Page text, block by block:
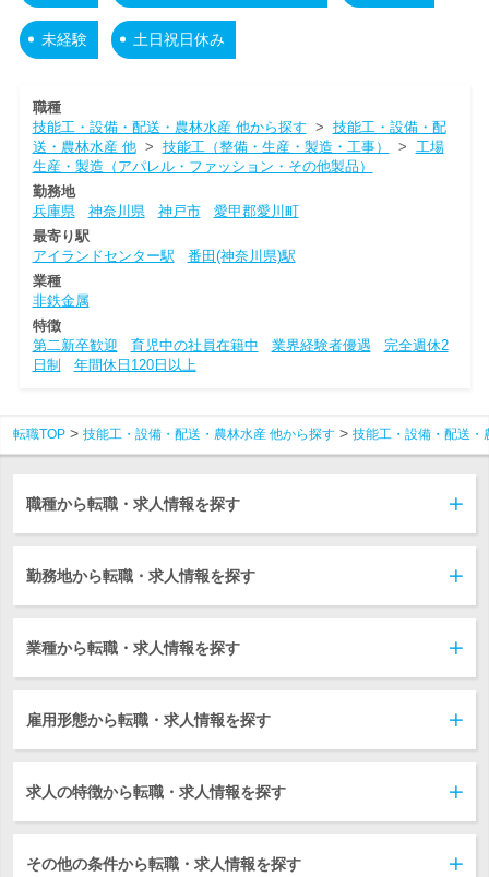
未経験 土日祝日休み
職種
技能工・設備・配送・農林水産 他から探す > 技能工・設備・配
送・農林水産 他> 技能工（整備・生産・製造・工事） > 工場
生産・製造（アパレル・ファッション・その他製品）
勤務地
兵庫県
神奈川県 神戸市
愛甲郡愛川町
最寄り駅
アイランドセンター駅
番田(神奈川県)駅
業種
非鉄金属
特徴
第二新卒歓迎
育児中の社員在籍中 業界経験者優遇
完全週休2
日制
年間休日120日以上
転職TOP 技能工・設備・配送・農林水産 他から探す 技能工・設備・配送・
職種から転職・求人情報を探す
勤務地から転職・求人情報を探す
業種から転職・求人情報を探す
雇用形態から転職・求人情報を探す
求人の特徴から転職・求人情報を探す
その他の条件から転職・求人情報を探す